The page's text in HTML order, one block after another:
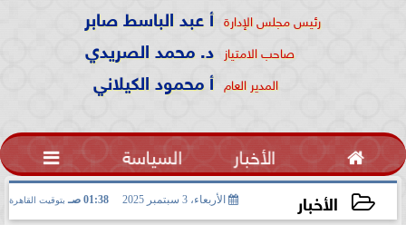
رئيس مجلس الإدارة أ عبد الباسط صابر
صاحب الامتياز د. محمد الصريدي
المدير العام أ محمود الكيلاني
 الأخبار السياسة 
الأخبار الأربعاء، 3 سبتمبر 2025 01:38 صـ بتوقيت القاهرة